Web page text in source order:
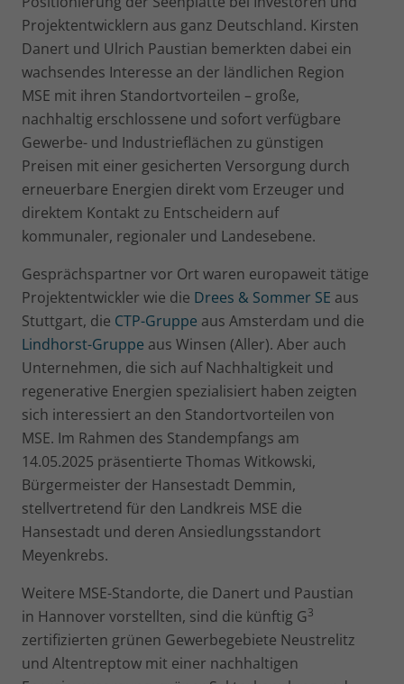
Projektentwicklern aus ganz Deutschland. Kirsten
Danert und Ulrich Paustian bemerkten dabei ein
wachsendes Interesse an der ländlichen Region
MSE mit ihren Standortvorteilen – große,
nachhaltig erschlossene und sofort verfügbare
Gewerbe- und Industrieflächen zu günstigen
Preisen mit einer gesicherten Versorgung durch
erneuerbare Energien direkt vom Erzeuger und
direktem Kontakt zu Entscheidern auf
kommunaler, regionaler und Landesebene.
Gesprächspartner vor Ort waren europaweit tätige
Projektentwickler wie die Drees & Sommer SE aus
Stuttgart, die CTP-Gruppe aus Amsterdam und die
Lindhorst-Gruppe aus Winsen (Aller). Aber auch
Unternehmen, die sich auf Nachhaltigkeit und
regenerative Energien spezialisiert haben zeigten
sich interessiert an den Standortvorteilen von
MSE. Im Rahmen des Standempfangs am
14.05.2025 präsentierte Thomas Witkowski,
Bürgermeister der Hansestadt Demmin,
stellvertretend für den Landkreis MSE die
Hansestadt und deren Ansiedlungsstandort
Meyenkrebs.
Weitere MSE-Standorte, die Danert und Paustian
in Hannover vorstellten, sind die künftig G3
zertifizierten grünen Gewerbegebiete Neustrelitz
und Altentreptow mit einer nachhaltigen